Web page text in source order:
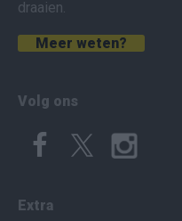
draaien.
Meer weten?
Volg ons
Extra